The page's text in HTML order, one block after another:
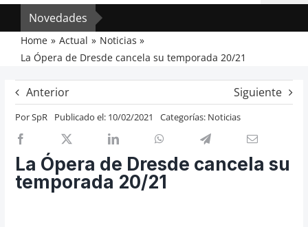
Inicio
Actual
Artículos
Crítica
Previos de ópera
Recomendación
Cosas de Beckmesser
Novedades
Home Actual
Noticias
La Ópera de Dresde cancela su temporada 20/21
Anterior Siguiente
PorSpR Publicado el: 10/02/2021 Categorías: Noticias
La Ópera de Dresde cancela su
temporada 20/21